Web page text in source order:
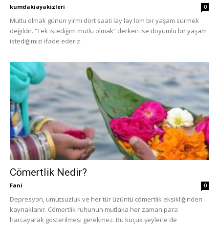
kumdakiayakizleri 0
Mutlu olmak günün yirmi dört saati lay lay lom bir yaşam sürmek
değildir. “Tek istediğim mutlu olmak” derken ise doyumlu bir yaşam
istediğimizi ifade ederiz.
Cömertlik Nedir?
Fani 0
Depresyon, umutsuzluk ve her tür üzüntü cömertlik eksikliğinden
kaynaklanır. Cömertlik ruhunun mutlaka her zaman para
harcayarak gösterilmesi gerekmez. Bu küçük şeylerle de